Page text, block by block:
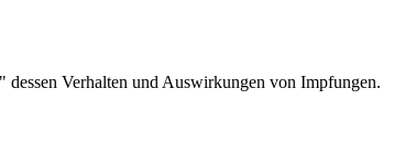
Verhalten und Auswirkungen von Impfungen.